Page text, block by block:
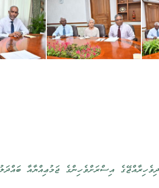
އިސްރަށްވެހިންގެ ޖަމުޢިއްޔާއާ